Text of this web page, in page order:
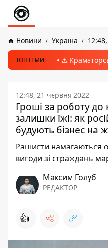
Новини Україна
ТОПТЕМИ: ⚠️
12:48, 21 червня 2022
Гроші за роботу
залишки їжі: як
будують бізнес на
Рашисти намагаються
вигоди зі страждань
Максим Голуб
РЕДАКТОР
👍